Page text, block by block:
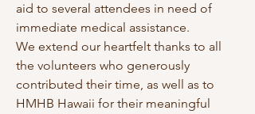
aid to several attendees in need of
immediate medical assistance.
We extend our heartfelt thanks to all
the volunteers who generously
contributed their time, as well as to
HMHB Hawaii for their meaningful